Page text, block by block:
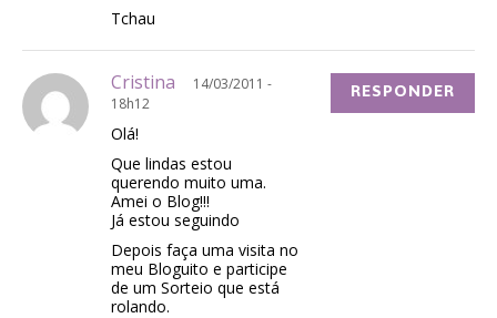
Tchau
Cristina
14/03/2011 -
18h12
Olá!
Que lindas estou
querendo muito uma.
Amei o Blog!!!
Já estou seguindo
Depois faça uma visita no
meu Bloguito e participe
de um Sorteio que está
rolando.
RESPONDER